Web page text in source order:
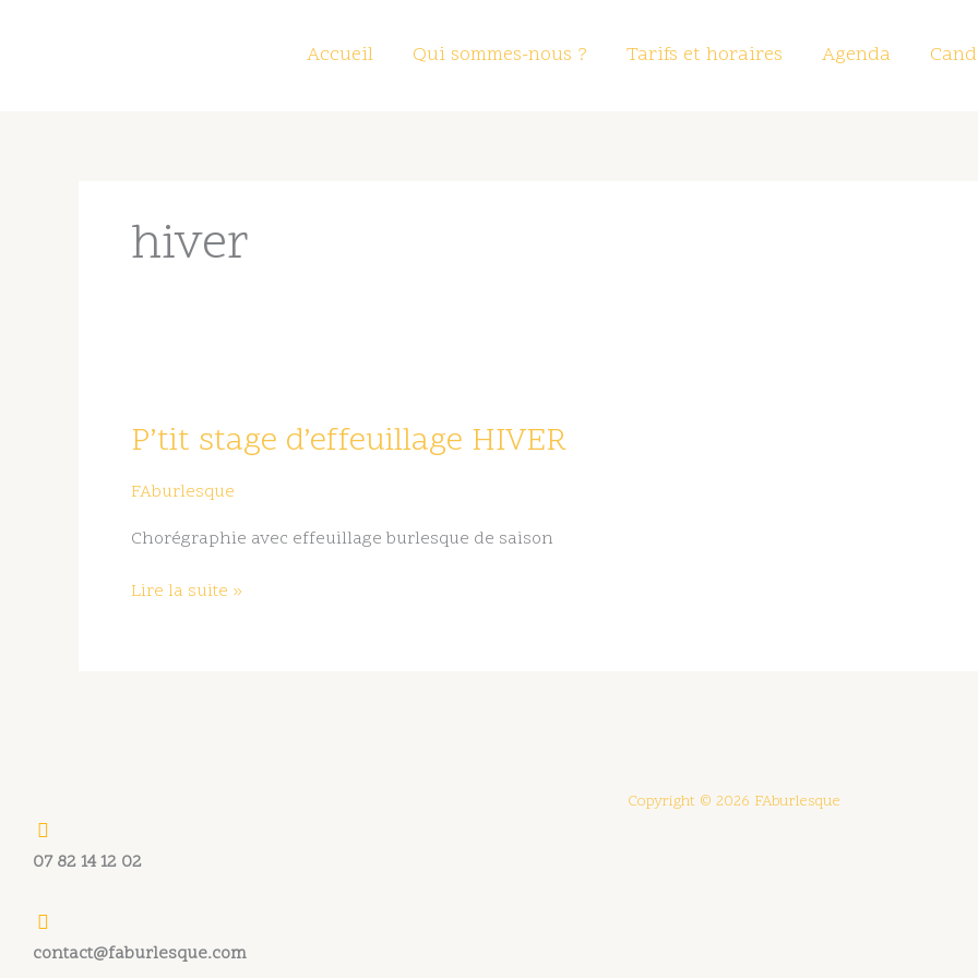
Accueil Qui sommes-nous ? Tarifs et horaires Agenda
hiver
P’tit stage d’effeuillage HIVER
FAburlesque
Chorégraphie avec effeuillage burlesque de saison
d’effeuillage
Lire la suite »
Copyright © 2026 FAburlesque
07 82 14 12 02
contact@faburlesque.com